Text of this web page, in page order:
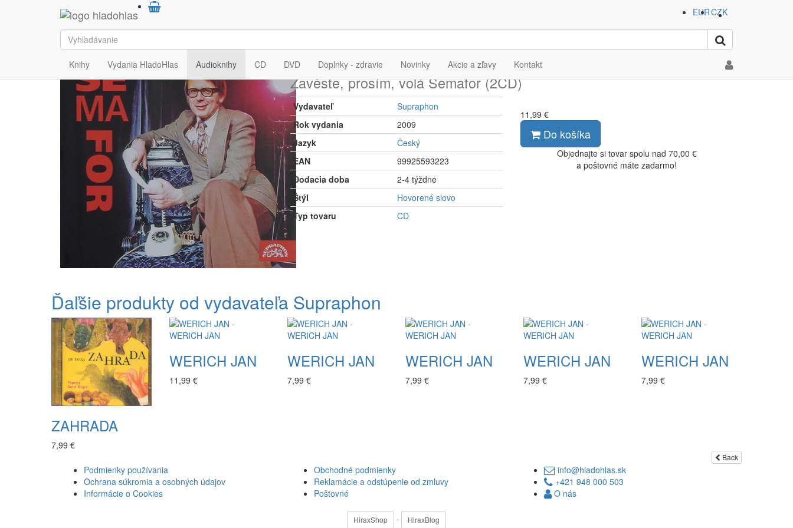
EURCZK
Knihy Vydania HladoHlas Audioknihy CD DVD Doplnky - zdravie Novinky Akcie a zľavy Kontakt
HladoHlas Audioknihy
ZAVĚSTE, PROSÍM, VOLÁ SEMAFOR
Zavěste, prosím, volá Semafor (2CD)
Vydavateľ
Supraphon
Rok vydania
2009
Jazyk
Český
EAN
99925593223
Dodacia doba
2-4 týždne
Štýl
Hovorené slovo
Typ tovaru
CD
11,99 €
Do košíka
Objednajte si tovar spolu nad 70,00 €
a poštovné máte zadarmo!
Ďaľšie produkty od vydavateľa Supraphon
ZAHRADA
7,99 €
WERICH JAN
11,99 €
WERICH JAN
7,99 €
WERICH JAN
7,99 €
WERICH JAN
7,99 €
WERICH JAN
7,99 €
Back
Podmienky používania
Ochrana súkromia a osobných údajov
Informácie o Cookies
Obchodné podmienky
Reklamácie a odstúpenie od zmluvy
Poštovné
info@hladohlas.sk
+421 948 000 503
O nás
HiraxShop · HiraxBlog